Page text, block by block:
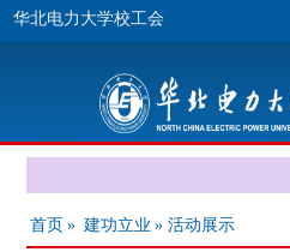
华北电力大学校工会
首页 » 建功立业 » 活动展示